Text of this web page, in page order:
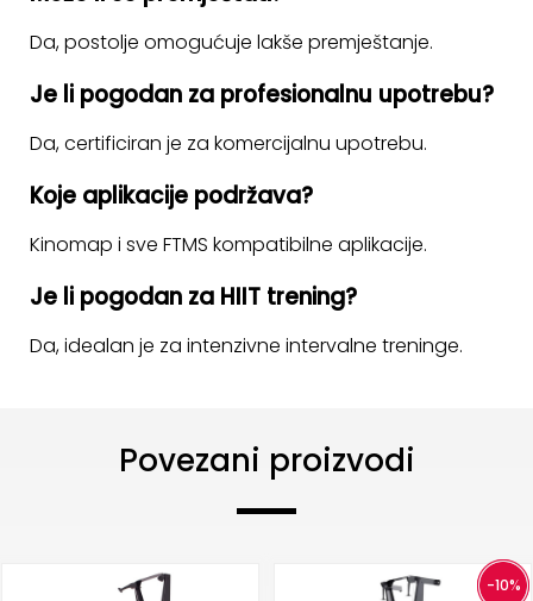
Da, postolje omogućuje lakše premještanje.
Je li pogodan za profesionalnu upotrebu?
Da, certificiran je za komercijalnu upotrebu.
Koje aplikacije podržava?
Kinomap i sve FTMS kompatibilne aplikacije.
Je li pogodan za HIIT trening?
Da, idealan je za intenzivne intervalne treninge.
Povezani proizvodi
-10%